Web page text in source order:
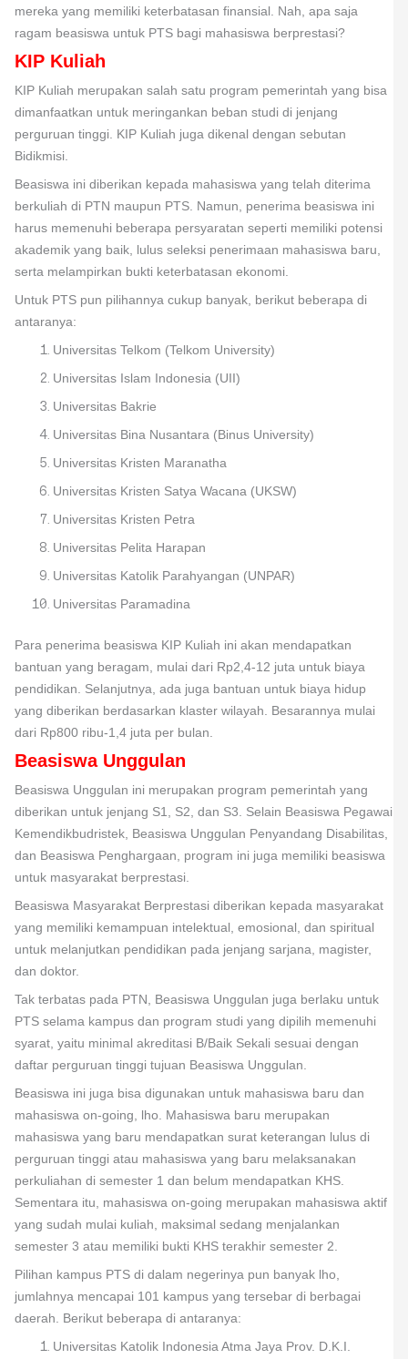
mereka yang memiliki keterbatasan finansial. Nah, apa saja
ragam beasiswa untuk PTS bagi mahasiswa berprestasi?
KIP Kuliah
KIP Kuliah merupakan salah satu program pemerintah yang bisa
dimanfaatkan untuk meringankan beban studi di jenjang
perguruan tinggi. KIP Kuliah juga dikenal dengan sebutan
Bidikmisi.
Beasiswa ini diberikan kepada mahasiswa yang telah diterima
berkuliah di PTN maupun PTS. Namun, penerima beasiswa ini
harus memenuhi beberapa persyaratan seperti memiliki potensi
akademik yang baik, lulus seleksi penerimaan mahasiswa baru,
serta melampirkan bukti keterbatasan ekonomi.
Untuk PTS pun pilihannya cukup banyak, berikut beberapa di
antaranya:
Universitas Telkom (Telkom University)
Universitas Islam Indonesia (UII)
Universitas Bakrie
Universitas Bina Nusantara (Binus University)
Universitas Kristen Maranatha
Universitas Kristen Satya Wacana (UKSW)
Universitas Kristen Petra
Universitas Pelita Harapan
Universitas Katolik Parahyangan (UNPAR)
Universitas Paramadina
Para penerima beasiswa KIP Kuliah ini akan mendapatkan
bantuan yang beragam, mulai dari Rp2,4-12 juta untuk biaya
pendidikan. Selanjutnya, ada juga bantuan untuk biaya hidup
yang diberikan berdasarkan klaster wilayah. Besarannya mulai
dari Rp800 ribu-1,4 juta per bulan.
Beasiswa Unggulan
Beasiswa Unggulan ini merupakan program pemerintah yang
diberikan untuk jenjang S1, S2, dan S3. Selain Beasiswa Pegawai
Kemendikbudristek, Beasiswa Unggulan Penyandang Disabilitas,
dan Beasiswa Penghargaan, program ini juga memiliki beasiswa
untuk masyarakat berprestasi.
Beasiswa Masyarakat Berprestasi diberikan kepada masyarakat
yang memiliki kemampuan intelektual, emosional, dan spiritual
untuk melanjutkan pendidikan pada jenjang sarjana, magister,
dan doktor.
Tak terbatas pada PTN, Beasiswa Unggulan juga berlaku untuk
PTS selama kampus dan program studi yang dipilih memenuhi
syarat, yaitu minimal akreditasi B/Baik Sekali sesuai dengan
daftar perguruan tinggi tujuan Beasiswa Unggulan.
Beasiswa ini juga bisa digunakan untuk mahasiswa baru dan
mahasiswa on-going, lho. Mahasiswa baru merupakan
mahasiswa yang baru mendapatkan surat keterangan lulus di
perguruan tinggi atau mahasiswa yang baru melaksanakan
perkuliahan di semester 1 dan belum mendapatkan KHS.
Sementara itu, mahasiswa on-going merupakan mahasiswa aktif
yang sudah mulai kuliah, maksimal sedang menjalankan
semester 3 atau memiliki bukti KHS terakhir semester 2.
Pilihan kampus PTS di dalam negerinya pun banyak lho,
jumlahnya mencapai 101 kampus yang tersebar di berbagai
daerah. Berikut beberapa di antaranya:
Universitas Katolik Indonesia Atma Jaya Prov. D.K.I.